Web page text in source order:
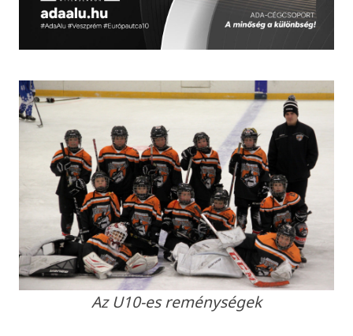
Az U10-es reménységek